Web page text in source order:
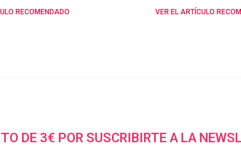
RECOMENDADO VER EL ARTÍCULO
DE 3€ POR SUSCRIBIRTE A LA